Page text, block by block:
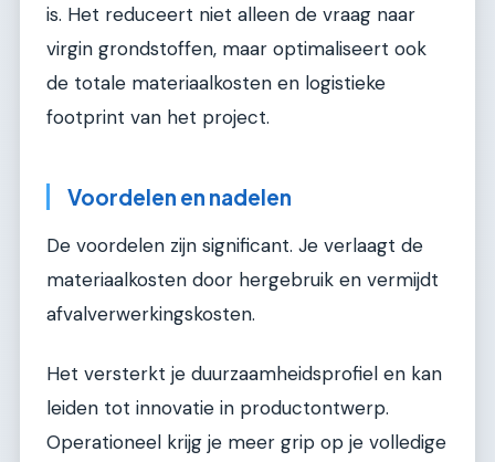
is. Het reduceert niet alleen de vraag naar
virgin grondstoffen, maar optimaliseert ook
de totale materiaalkosten en logistieke
footprint van het project.
Voordelen en nadelen
De voordelen zijn significant. Je verlaagt de
materiaalkosten door hergebruik en vermijdt
afvalverwerkingskosten.
Het versterkt je duurzaamheidsprofiel en kan
leiden tot innovatie in productontwerp.
Operationeel krijg je meer grip op je volledige